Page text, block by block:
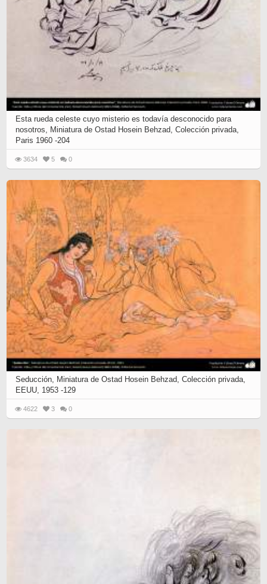
Esta rueda celeste cuyo misterio es todavía desconocido para
nosotros, Miniatura de Ostad Hosein Behzad, Colección privada,
Paris 1960 -204
3634 5 0
Seducción, Miniatura de Ostad Hosein Behzad, Colección privada,
EEUU, 1953 -129
4622 3 0